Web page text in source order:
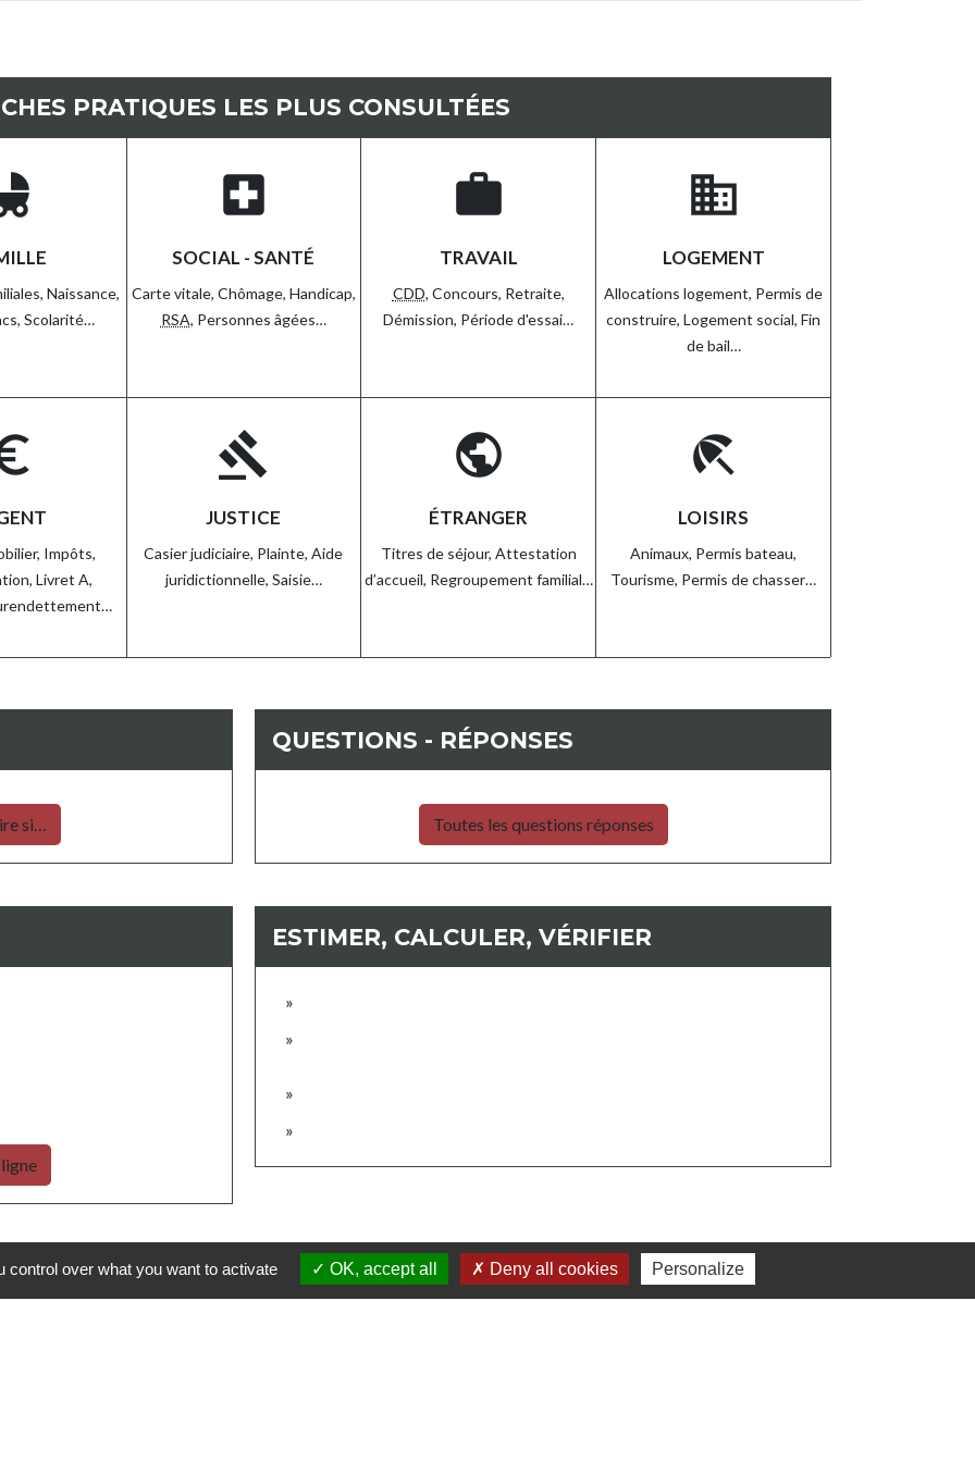
PRATIQUES LES PLUS CONSULTÉES
Naissance,
Scolarité…
local_hospital
SOCIAL - SANTÉ
Carte vitale, Chômage, Handicap,
RSA, Personnes âgées…
work
TRAVAIL
CDD, Concours, Retraite,
Démission, Période d'essai…
domain
LOGEMENT
Allocations logement, Permis de
construire,Logement social,Fin
de bail…
Impôts,
Livret A,
gavel
JUSTICE
Casier judiciaire, Plainte,Aide
juridictionnelle, Saisie…
public
ÉTRANGER
Titres de séjour, Attestation
d’accueil, Regroupement familial…
beach_access
LOISIRS
Animaux, Permis bateau,
Tourisme, Permis de chasser…
si…
QUESTIONS - RÉPONSES
Toutes les questions réponses
ESTIMER, CALCULER, VÉRIFIER
Contacts
over what you want to activate OK, accept all Deny all cookies Personalize